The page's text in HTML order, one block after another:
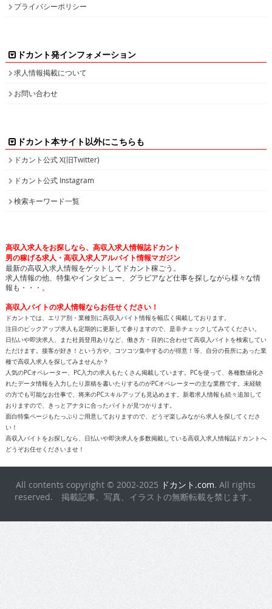
プライバシーポリシー
ドカント発インフォメーション
求人情報掲載について
お問い合わせ
ドカント本サイト以外にこちらも
ドカント公式 X(旧Twitter)
ドカント公式 Instagram
検索キーワード一覧
高収入求人をお探しなら、高収入求人情報誌ドカント
男の稼げる求人・高収入求人アルバイト情報マガジン
最新の高収入求人情報をゲットしてドカント稼ごう。
求人情報の他、特集やインタビュー、グラビアなど仕事を探しながら様々な情
報も・・・。
高収入バイトの求人情報ならお任せください！
ドカントでは、エリア別・業種別に高収入バイト情報を幅広く掲載しております。
注目のピックアップ求人も定期的に更新して参りますので、是非チェックしてみてください。
日払いや即決求人、また社員登用ありなど、働き方・目的に合わせて高収入バイトを検索してい
ただけます。接客が好き！という方や、コツコツ集中するのが得意！等、自分の長所にあった業
種で高収入求人を探してみませんか？
人気のPCオペレーター、PC入力の求人もたくさん掲載しています。PCを使って、各種数値化さ
れたデータ情報を入力したり原稿を書いたりするのがPCオペレーターの主な業務です。未経験
の方でも可能なお仕事で、将来のPCスキルアップも見込めます。新着求人情報も続々追加して
おりますので、きっとアナタに合ったバイトが見つかります。
面白特集ページもたっぷりご用意しておりますので、どうぞ楽しみながら求人を探してくださ
い！
高収入バイトをお探しなら、日払いや即決求人を多数掲載している高収入求人情報誌ドカントへ
どうぞお任せくださいませ！
All contents copyright © 2002-2025 ドカント.com. All rights
reserved. 掲載記事、写真、イラストの無断転載を禁じます。